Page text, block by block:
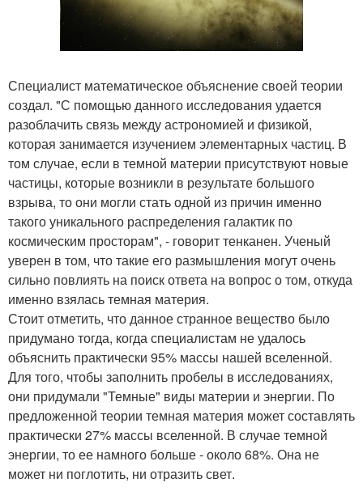
Специалист математическое объяснение своей теории
создал. "С помощью данного исследования удается
разоблачить связь между астрономией и физикой,
которая занимается изучением элементарных частиц. В
том случае, если в темной материи присутствуют новые
частицы, которые возникли в результате большого
взрыва, то они могли стать одной из причин именно
такого уникального распределения галактик по
космическим просторам", - говорит тенканен. Ученый
уверен в том, что такие его размышления могут очень
сильно повлиять на поиск ответа на вопрос о том, откуда
именно взялась темная материя.
Стоит отметить, что данное странное вещество было
придумано тогда, когда специалистам не удалось
объяснить практически 95% массы нашей вселенной.
Для того, чтобы заполнить пробелы в исследованиях,
они придумали "Темные" виды материи и энергии. По
предложенной теории темная материя может составлять
практически 27% массы вселенной. В случае темной
энергии, то ее намного больше - около 68%. Она не
может ни поглотить, ни отразить свет.